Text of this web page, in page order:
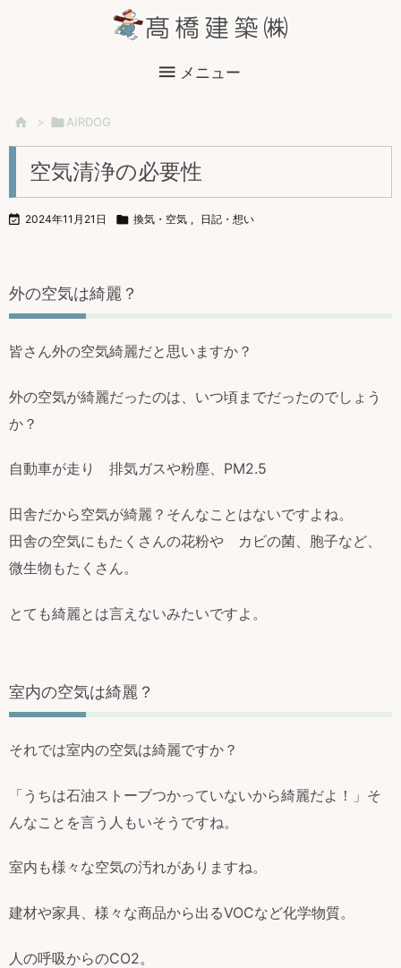
メニュー
 > AIRDOG
空気清浄の必要性
 2024年11月21日  換気・空気 , 日記・想い
外の空気は綺麗？
皆さん外の空気綺麗だと思いますか？
外の空気が綺麗だったのは、いつ頃までだったのでしょう
か？
自動車が走り 排気ガスや粉塵、PM2.5
田舎だから空気が綺麗？そんなことはないですよね。
田舎の空気にもたくさんの花粉や カビの菌、胞子など、
微生物もたくさん。
とても綺麗とは言えないみたいですよ。
室内の空気は綺麗？
それでは室内の空気は綺麗ですか？
「うちは石油ストーブつかっていないから綺麗だよ！」そ
んなことを言う人もいそうですね。
室内も様々な空気の汚れがありますね。
建材や家具、様々な商品から出るVOCなど化学物質。
人の呼吸からのCO2。